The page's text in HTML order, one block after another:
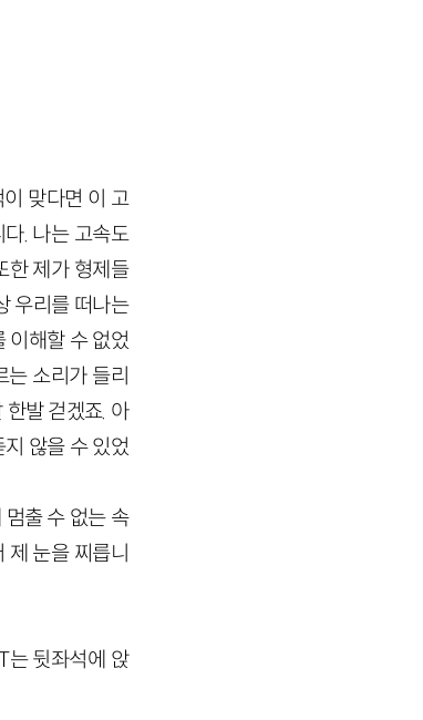
맞다면 이 고
. 나는 고속도
한 제가 형제들
우리를 떠나는
이해할 수 없었
소리가 들리
한발 걷겠죠. 아
않을 수 있었
출 수 없는 속
눈을 찌릅니
는 뒷좌석에 앉